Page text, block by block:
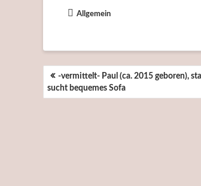
Allgemein
BEITRAGSNAVIGATION
-vermittelt- Paul (ca. 2015 geboren),
sucht bequemes Sofa